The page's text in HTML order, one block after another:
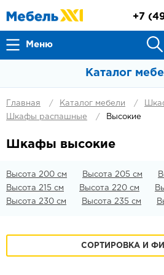
Меню
+7
Каталог
Главная Каталог мебели
Шкафы распашные
Высокие
Шкафы высокие
Высота 200 см Высота 205 см
Высота 215 см
Высота 220 см
Высота 230 см
Высота 235 см
СОРТИРОВКА И